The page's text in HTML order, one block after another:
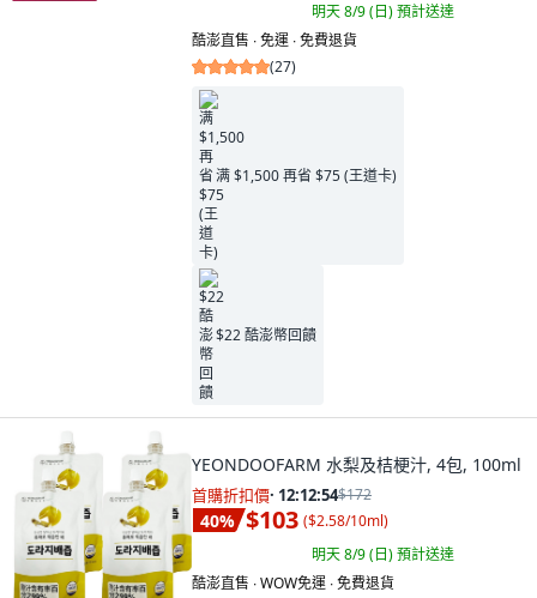
明天 8/9 (日)預計送達
酷澎直售 ∙ 免運 ∙ 免費退貨
(27)
满 $1,500 再省 $75 (王道卡)
$22 酷澎幣回饋
YEONDOOFARM 水梨及桔梗汁, 4包, 100ml
首購折扣價· 12:12:53$172
40% $103 ($2.58/10ml)
明天 8/9 (日)預計送達
酷澎直售 ∙ WOW免運 ∙ 免費退貨